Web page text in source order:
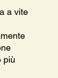
a vite
più